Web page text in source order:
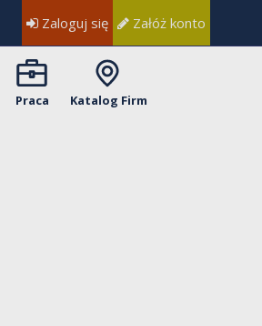
Zaloguj się Załóż konto
Praca Katalog Firm